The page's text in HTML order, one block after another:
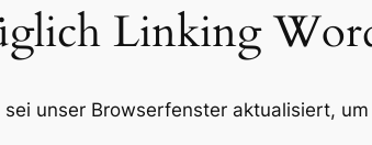
Linking
unser Browserfenster aktualisiert,